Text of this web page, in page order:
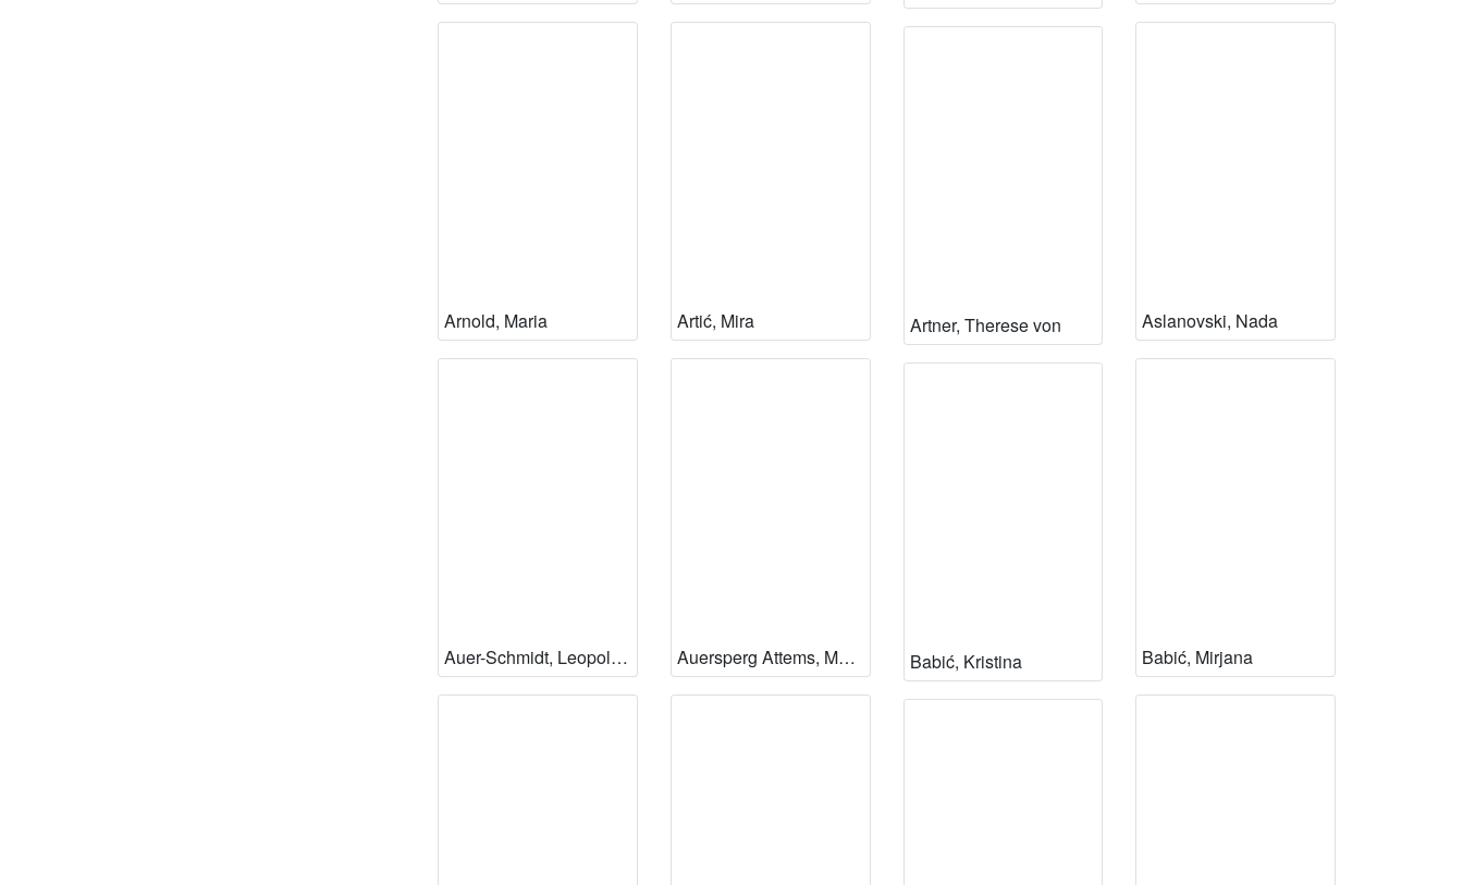
Arnold, Maria Artić, Mira Artner, Therese von Aslanovski, Nada
Auer-Schmidt, Leopoldina Auersperg Attems, Marija Babić, Kristina Babić, Mirjana